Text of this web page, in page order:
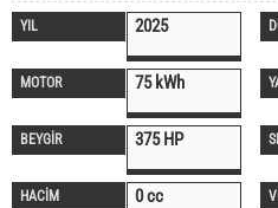
YIL 2025
MOTOR 75 kWh
BEYGİR 375 HP
HACİM 0 cc